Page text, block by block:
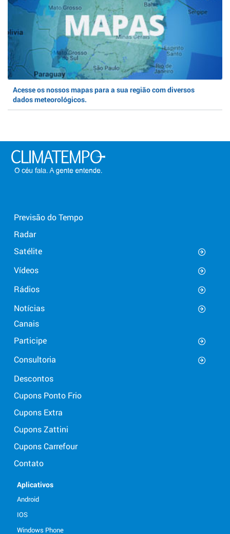
Acesse os nossos mapas para a sua região com diversos
dados meteorológicos.
Previsão do Tempo
Radar
Satélite
Vídeos
Rádios
Notícias
Canais
Participe
Consultoria
Descontos
Cupons Ponto Frio
Cupons Extra
Cupons Zattini
Cupons Carrefour
Contato
Aplicativos
Android
IOS
Windows Phone